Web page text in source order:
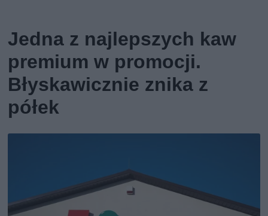
Jedna z najlepszych kaw
premium w promocji.
Błyskawicznie znika z
półek